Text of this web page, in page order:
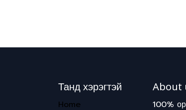
Танд хэрэгтэй
Home
About
100%